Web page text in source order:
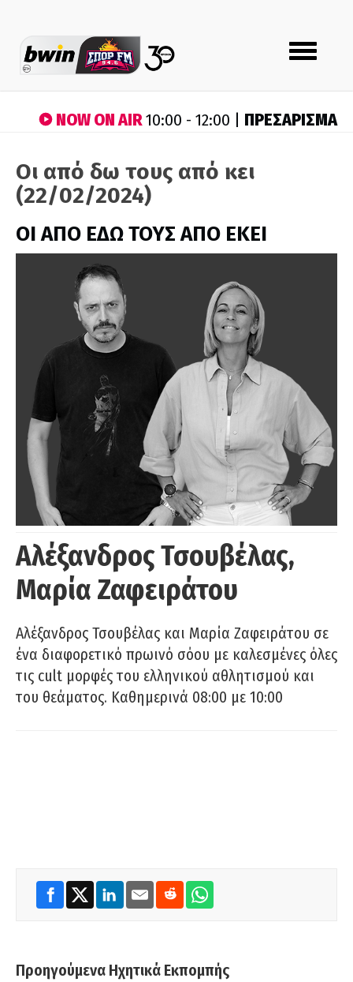
Toggle
navigation
NOW ON AIR10:00 - 12:00 | ΠΡΕΣΑΡΙΣΜΑ
Οι από δω τους από κει
(22/02/2024)
ΟΙ ΑΠΟ ΕΔΩ ΤΟΥΣ ΑΠΟ ΕΚΕΙ
Αλέξανδρος Τσουβέλας,
Μαρία Ζαφειράτου
Αλέξανδρος Τσουβέλας και Μαρία Ζαφειράτου σε
ένα διαφορετικό πρωινό σόου με καλεσμένες όλες
τις cult μορφές του ελληνικού αθλητισμού και
του θεάματος. Καθημερινά 08:00 με 10:00
Προηγούμενα Ηχητικά Εκπομπής